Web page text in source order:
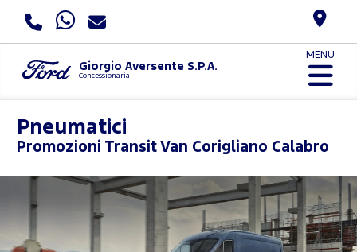
Giorgio Aversente S.P.A.
Concessionaria
MENU
Pneumatici
Promozioni Transit Van Corigliano Calabro